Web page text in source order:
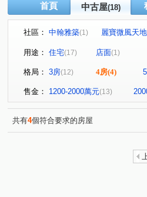
首頁 中古屋(18)
社區： 中翰雅築(1) 麗寶微風天地
台北神話
富總青沐 水碓六路
成泰路一段(3) 水碓一路
水碓七路(1) 成洲七路(1)
用途： 住宅(17) 店面(1)
格局： 3房(12) 4房(4)
售金： 1200-2000萬元(13)
共有4個符合要求的房屋